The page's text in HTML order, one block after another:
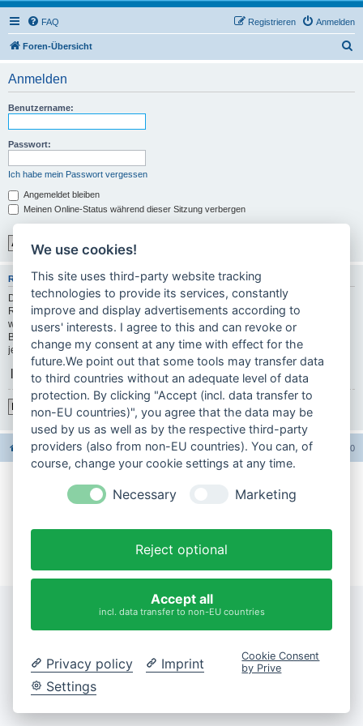
FAQ Anmelden
Registrieren
Foren-Übersicht
Anmelden
Benutzername:
Passwort:
Ich habe mein Passwort vergessen
Angemeldet bleiben
Meinen Online-Status während dieser Sitzung verbergen
REGISTRIEREN
Du musst in diesem Forum registriert sein, um dich anmelden zu können. Die
Registrierung ist in wenigen Augenblicken erledigt und ermöglicht dir, auf
weitere Funktionen zuzugreifen. Die Board-Administration kann registrierten
Benutzern auch zusätzliche Berechtigungen zuweisen. Bitte beachte auch die
jeweiligen Forenregeln, wenn du dich in diesem Board bewegst.
|
Registrieren
Foren-Übersicht Alle Zeiten sindUTC+02:00
Alle Foren-Cookies löschen
Impressum
Datenschutzerklärung
Cookie-Einstellungen ändern
We use cookies!
This site uses third-party website tracking
technologies to provide its services, constantly
improve and display advertisements according to
users' interests. I agree to this and can revoke or
change my consent at any time with effect for the
future.We point out that some tools may transfer data
to third countries without an adequate level of data
protection. By clicking "Accept (incl. data transfer to
non-EU countries)", you agree that the data may be
used by us as well as by the respective third-party
providers (also from non-EU countries). You can, of
course, change your cookie settings at any time.
Necessary Marketing
Reject optional
Accept all
incl. data transfer to non-EU countries
Privacy policy
Imprint
Settings
Cookie Consent
by Prive